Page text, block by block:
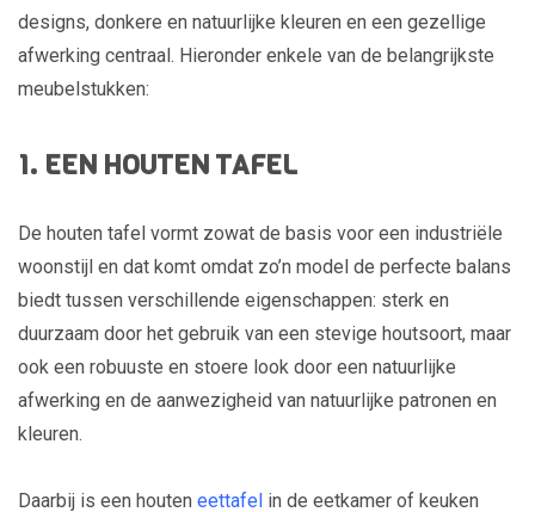
designs, donkere en natuurlijke kleuren en een gezellige
afwerking centraal. Hieronder enkele van de belangrijkste
meubelstukken:
1. EEN HOUTEN TAFEL
De houten tafel vormt zowat de basis voor een industriële
woonstijl en dat komt omdat zo’n model de perfecte balans
biedt tussen verschillende eigenschappen: sterk en
duurzaam door het gebruik van een stevige houtsoort, maar
ook een robuuste en stoere look door een natuurlijke
afwerking en de aanwezigheid van natuurlijke patronen en
kleuren.
Daarbij is een houten eettafel in de eetkamer of keuken